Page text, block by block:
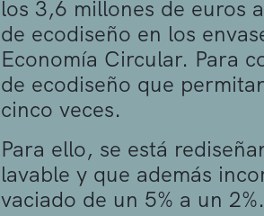
los 3,6 millones de euros
de ecodiseño en los
Economía Circular. Para
de ecodiseño que
cinco veces.
Para ello, se está
lavable y que además
vaciado de un 5% a un